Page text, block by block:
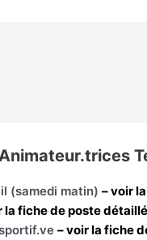
(samedi matin) – voir
la fiche de poste
– voir la fiche